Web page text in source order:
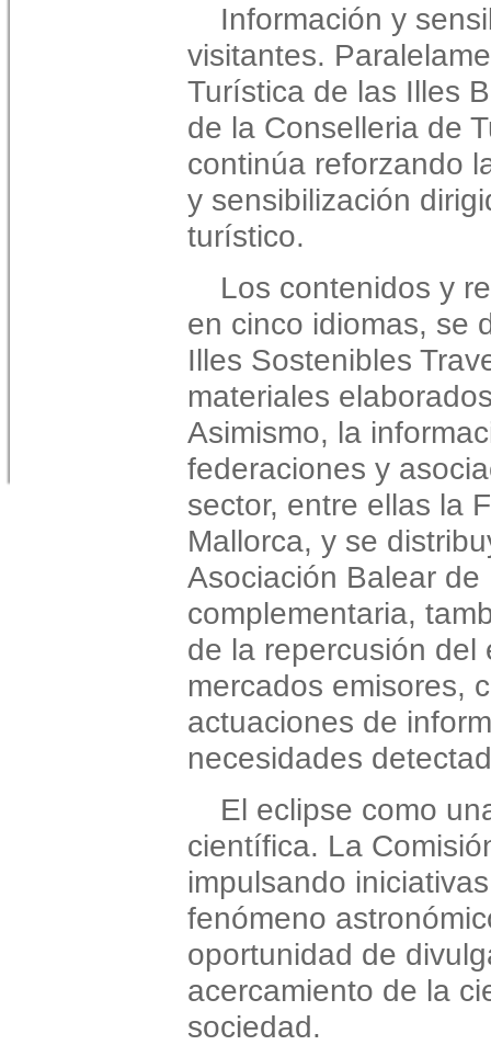
Información y
visitantes.
Turística de las Illes
de la Conselleria de
continúa reforzando
y sensibilización
turístico.
Los contenidos y
en cinco idiomas, se
Illes Sostenibles
materiales
Asimismo, la
federaciones y
sector, entre ellas la
Mallorca, y se
Asociación Balear
complementaria,
de la repercusión del
mercados emisores,
actuaciones de
necesidades
El eclipse como
científica. La
impulsando
fenómeno
oportunidad de
acercamiento de la
sociedad.